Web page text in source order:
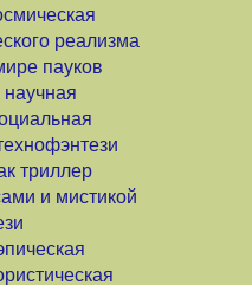
реализма
пауков
научная
триллер
и мистикой